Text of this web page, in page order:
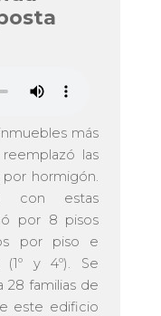
más
las
hormigón.
con estas
por 8 pisos
por piso e
y 4º). Se
28 familias de
este edificio